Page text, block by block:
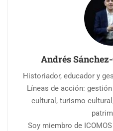
Andrés
Historiador, educador y
Líneas de acción:
cultural, turismo
Soy miembro de